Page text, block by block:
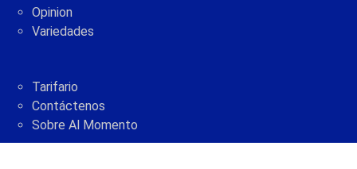
Opinion
Variedades
Tarifario
Contáctenos
Sobre Al Momento